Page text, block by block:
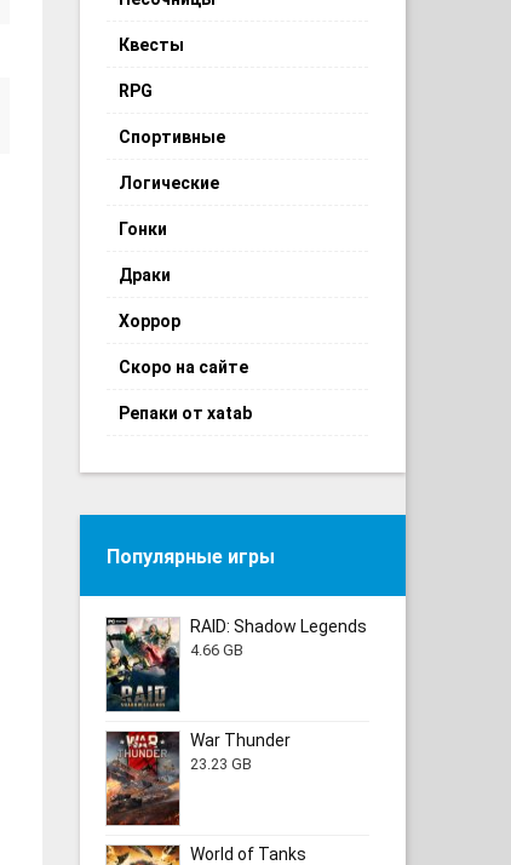
Квесты
RPG
Спортивные
Логические
Гонки
Драки
Хоррор
Скоро на сайте
Репаки от xatab
Популярные игры
RAID: Shadow Legends
4.66 GB
War Thunder
23.23 GB
World of Tanks